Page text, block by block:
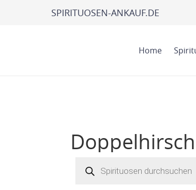
SPIRITUOSEN-ANKAUF.DE
Home
Doppelhirsch
search